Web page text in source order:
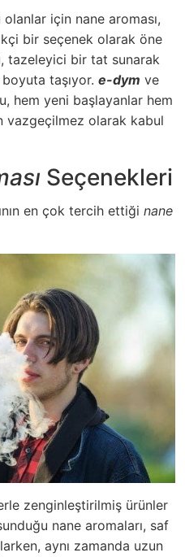
için nane aroması,
bir seçenek olarak öne
tazeleyici bir tat sunarak
taşıyor. e-dym ve
hem yeni başlayanlar hem
vazgeçilmez olarak kabul
Seçenekleri
en çok tercih ettiği nane
zenginleştirilmiş ürünler
nane aromaları, saf
aynı zamanda uzun